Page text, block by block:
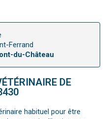
Ferrand
du-Château
DE
habituel pour être